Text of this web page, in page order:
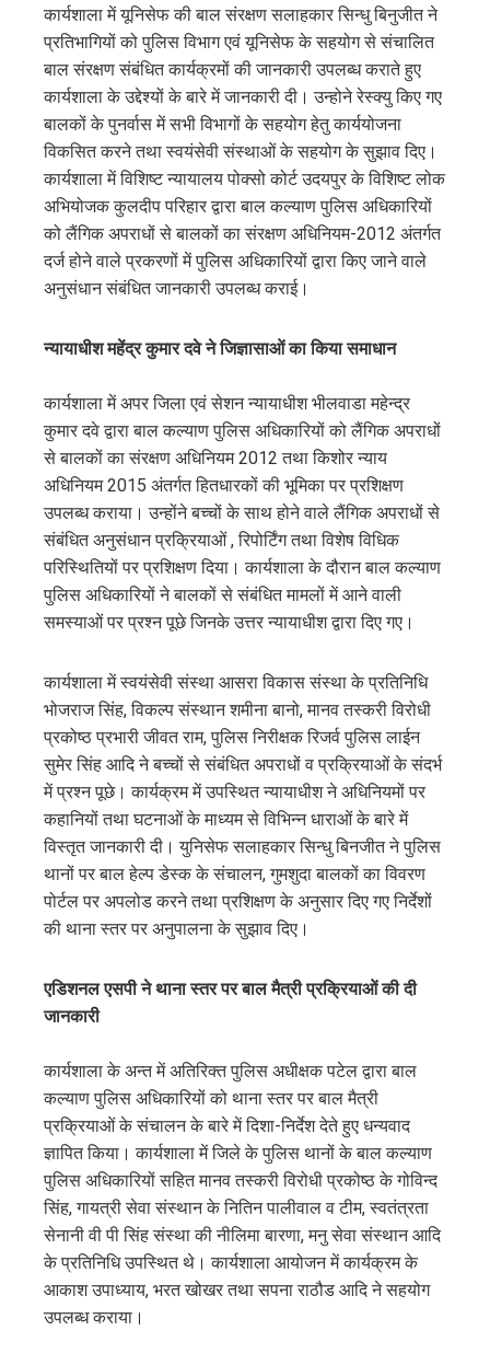
कार्यशाला में यूनिसेफ की बाल संरक्षण सलाहकार सिन्धु बिनुजीत ने
प्रतिभागियों को पुलिस विभाग एवं यूनिसेफ के सहयोग से संचालित
बाल संरक्षण संबंधित कार्यक्रमों की जानकारी उपलब्ध कराते हुए
कार्यशाला के उद्देश्यों के बारे में जानकारी दी। उन्होने रेस्क्यु किए गए
बालकों के पुनर्वास में सभी विभागों के सहयोग हेतु कार्ययोजना
विकसित करने तथा स्वयंसेवी संस्थाओं के सहयोग के सुझाव दिए।
कार्यशाला में विशिष्ट न्यायालय पोक्सो कोर्ट उदयपुर के विशिष्ट लोक
अभियोजक कुलदीप परिहार द्वारा बाल कल्याण पुलिस अधिकारियों
को लैंगिक अपराधों से बालकों का संरक्षण अधिनियम-2012 अंतर्गत
दर्ज होने वाले प्रकरणों में पुलिस अधिकारियों द्वारा किए जाने वाले
अनुसंधान संबंधित जानकारी उपलब्ध कराई।
न्यायाधीश महेंद्र कुमार दवे ने जिज्ञासाओं का किया समाधान
कार्यशाला में अपर जिला एवं सेशन न्यायाधीश भीलवाडा महेन्द्र
कुमार दवे द्वारा बाल कल्याण पुलिस अधिकारियों को लैंगिक अपराधों
से बालकों का संरक्षण अधिनियम 2012 तथा किशोर न्याय
अधिनियम 2015 अंतर्गत हितधारकों की भूमिका पर प्रशिक्षण
उपलब्ध कराया। उन्होंने बच्चों के साथ होने वाले लैंगिक अपराधों से
संबंधित अनुसंधान प्रक्रियाओं , रिपोर्टिंग तथा विशेष विधिक
परिस्थितियों पर प्रशिक्षण दिया। कार्यशाला के दौरान बाल कल्याण
पुलिस अधिकारियों ने बालकों से संबंधित मामलों में आने वाली
समस्याओं पर प्रश्न पूछे जिनके उत्तर न्यायाधीश द्वारा दिए गए।
कार्यशाला में स्वयंसेवी संस्था आसरा विकास संस्था के प्रतिनिधि
भोजराज सिंह, विकल्प संस्थान शमीना बानो, मानव तस्करी विरोधी
प्रकोष्ठ प्रभारी जीवत राम, पुलिस निरीक्षक रिजर्व पुलिस लाईन
सुमेर सिंह आदि ने बच्चों से संबंधित अपराधों व प्रक्रियाओं के संदर्भ
में प्रश्न पूछे। कार्यक्रम में उपस्थित न्यायाधीश ने अधिनियमों पर
कहानियों तथा घटनाओं के माध्यम से विभिन्न धाराओं के बारे में
विस्तृत जानकारी दी। युनिसेफ सलाहकार सिन्धु बिनजीत ने पुलिस
थानों पर बाल हेल्प डेस्क के संचालन, गुमशुदा बालकों का विवरण
पोर्टल पर अपलोड करने तथा प्रशिक्षण के अनुसार दिए गए निर्देशों
की थाना स्तर पर अनुपालना के सुझाव दिए।
एडिशनल एसपी ने थाना स्तर पर बाल मैत्री प्रक्रियाओं की दी
जानकारी
कार्यशाला के अन्त में अतिरिक्त पुलिस अधीक्षक पटेल द्वारा बाल
कल्याण पुलिस अधिकारियों को थाना स्तर पर बाल मैत्री
प्रक्रियाओं के संचालन के बारे में दिशा-निर्देश देते हुए धन्यवाद
ज्ञापित किया। कार्यशाला में जिले के पुलिस थानों के बाल कल्याण
पुलिस अधिकारियों सहित मानव तस्करी विरोधी प्रकोष्ठ के गोविन्द
सिंह, गायत्री सेवा संस्थान के नितिन पालीवाल व टीम, स्वतंत्रता
सेनानी वी पी सिंह संस्था की नीलिमा बारणा, मनु सेवा संस्थान आदि
के प्रतिनिधि उपस्थित थे। कार्यशाला आयोजन में कार्यक्रम के
आकाश उपाध्याय, भरत खोखर तथा सपना राठौड आदि ने सहयोग
उपलब्ध कराया।